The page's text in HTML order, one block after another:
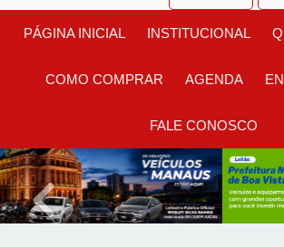
PÁGINA INICIAL INSTITUCIONAL
COMO COMPRAR AGENDA
FALE CONOSCO
Previous